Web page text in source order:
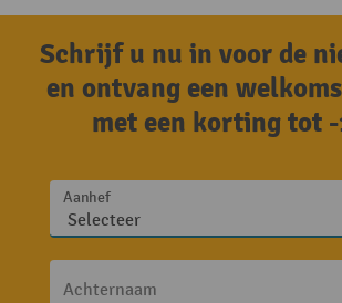
Schrijf u nu in voor de
en ontvang een
met een korting tot
Aanhef
Achternaam